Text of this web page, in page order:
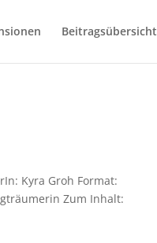
Beitragsübersicht
Kyra Groh Format:
Zum Inhalt: